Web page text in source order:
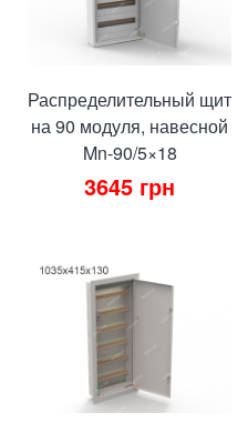
Распределительный щит
на 90 модуля, навесной
Mn-90/5×18
3645 грн